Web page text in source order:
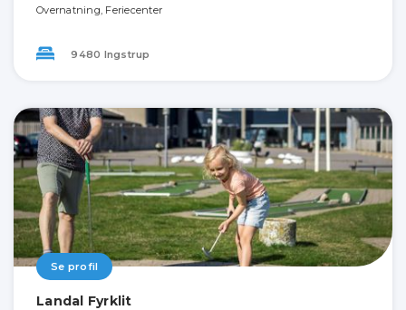
Overnatning, Feriecenter
9480 Ingstrup
Se profil
Landal Fyrklit